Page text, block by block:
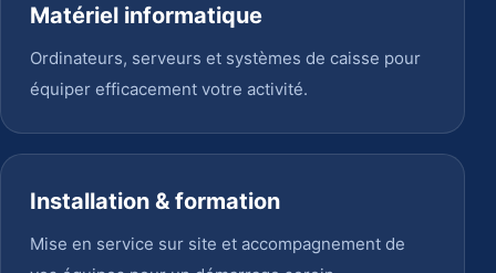
Matériel informatique
Ordinateurs, serveurs et systèmes de caisse pour
équiper efficacement votre activité.
Installation & formation
Mise en service sur site et accompagnement de